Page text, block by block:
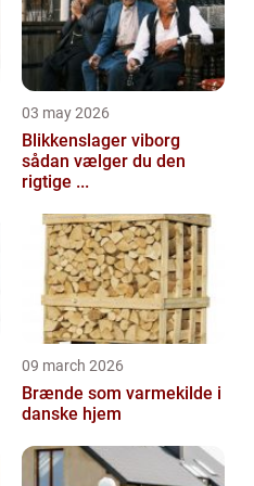
03 may 2026
Blikkenslager viborg
sådan vælger du den
rigtige ...
09 march 2026
Brænde som varmekilde i
danske hjem